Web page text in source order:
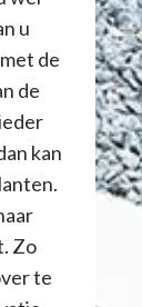
u
de
de
kan
Zo
te